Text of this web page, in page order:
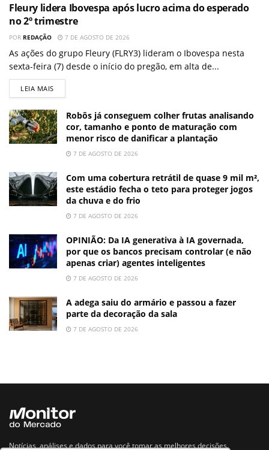
Fleury lidera Ibovespa após lucro acima do esperado
no 2º trimestre
POR REDAÇÃO 7 DE AGOSTO DE 2026
As ações do grupo Fleury (FLRY3) lideram o Ibovespa nesta
sexta-feira (7) desde o início do pregão, em alta de...
LEIA MAIS
Robôs já conseguem colher frutas analisando
cor, tamanho e ponto de maturação com
menor risco de danificar a plantação
7 DE AGOSTO DE 2026
Com uma cobertura retrátil de quase 9 mil m²,
este estádio fecha o teto para proteger jogos
da chuva e do frio
7 DE AGOSTO DE 2026
OPINIÃO: Da IA generativa à IA governada,
por que os bancos precisam controlar (e não
apenas criar) agentes inteligentes
7 DE AGOSTO DE 2026
A adega saiu do armário e passou a fazer
parte da decoração da sala
7 DE AGOSTO DE 2026
Notícias, análises e dados para você tomar as melhores decisões.